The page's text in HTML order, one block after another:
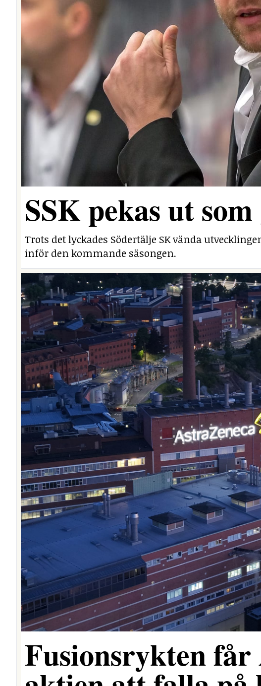
SSK pekas ut
Trots det lyckades Södertälje SK vända
inför den kommande säsongen.
Fusionsrykten får